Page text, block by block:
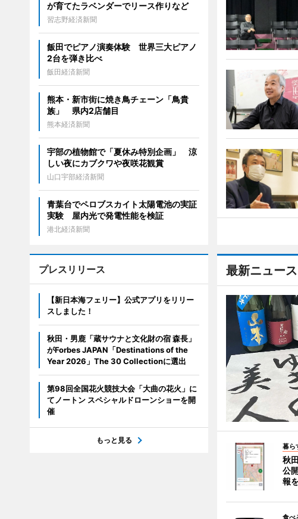
最新ニュース
暮ら
秋
公
報
食べ
が育てたラベンダーでリース作りなど
習志野経済新聞
飯田でピアノ演奏体験 世界三大ピアノ
2台を弾き比べ
飯田経済新聞
熊本・新市街に焼き鳥チェーン「鳥貴
族」 県内2店舗目
熊本経済新聞
宇部の植物館で「夏休み特別企画」 涼
しい夜にカブクワや夜咲花観賞
山口宇部経済新聞
青葉台でペロブスカイト太陽電池の実証
実験 屋内光で発電性能を検証
港北経済新聞
プレスリリース
【新日本海フェリー】公式アプリをリリー
スしました！
秋田・男鹿「蔵サウナと文化財の宿 森長」
がForbes JAPAN「Destinations of the
Year 2026」The 30 Collectionに選出
第98回全国花火競技大会「大曲の花火」に
てノートン スペシャルドローンショーを開
催
もっと見る